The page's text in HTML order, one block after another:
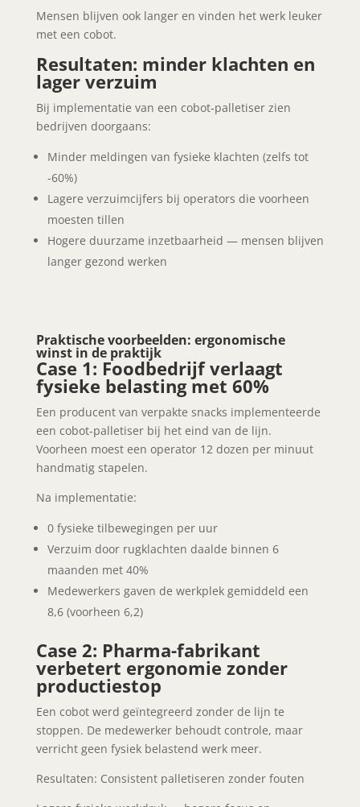
Mensen blijven ook langer en vinden het werk leuker
met een cobot.
Resultaten: minder klachten en
lager verzuim
Bij implementatie van een cobot‑palletiser zien
bedrijven doorgaans:
Minder meldingen van fysieke klachten (zelfs tot
-60%)
Lagere verzuimcijfers bij operators die voorheen
moesten tillen
Hogere duurzame inzetbaarheid — mensen blijven
langer gezond werken
Praktische voorbeelden: ergonomische
winst in de praktijk
Case 1: Foodbedrijf verlaagt
fysieke belasting met 60%
Een producent van verpakte snacks implementeerde
een cobot‑palletiser bij het eind van de lijn.
Voorheen moest een operator 12 dozen per minuut
handmatig stapelen.
Na implementatie:
0 fysieke tilbewegingen per uur
Verzuim door rugklachten daalde binnen 6
maanden met 40%
Medewerkers gaven de werkplek gemiddeld een
8,6 (voorheen 6,2)
Case 2: Pharma-fabrikant
verbetert ergonomie zonder
productiestop
Een cobot werd geïntegreerd zonder de lijn te
stoppen. De medewerker behoudt controle, maar
verricht geen fysiek belastend werk meer.
Resultaten: Consistent palletiseren zonder fouten